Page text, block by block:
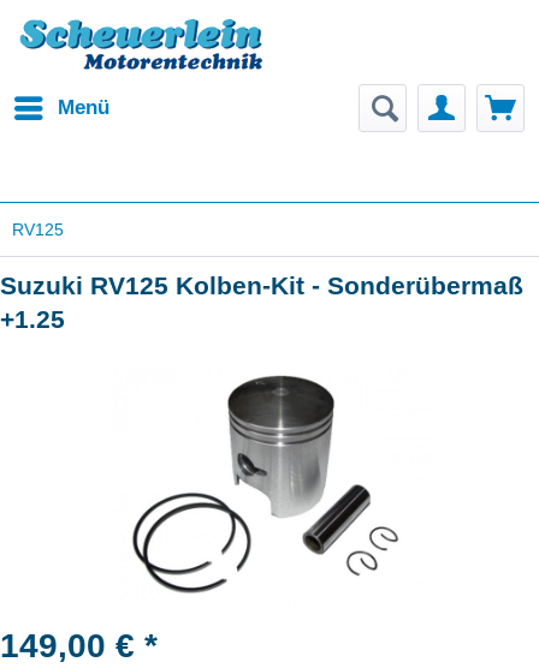
Menü
RV125
Suzuki RV125 Kolben-Kit - Sonderübermaß
+1.25
149,00 € *